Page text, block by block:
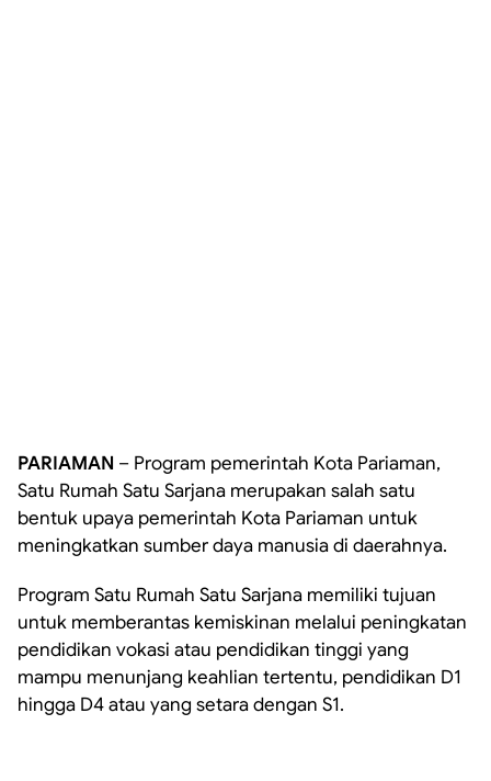
PARIAMAN – Program pemerintah Kota Pariaman,
Satu Rumah Satu Sarjana merupakan salah satu
bentuk upaya pemerintah Kota Pariaman untuk
meningkatkan sumber daya manusia di daerahnya.
Program Satu Rumah Satu Sarjana memiliki tujuan
untuk memberantas kemiskinan melalui peningkatan
pendidikan vokasi atau pendidikan tinggi yang
mampu menunjang keahlian tertentu, pendidikan D1
hingga D4 atau yang setara dengan S1.